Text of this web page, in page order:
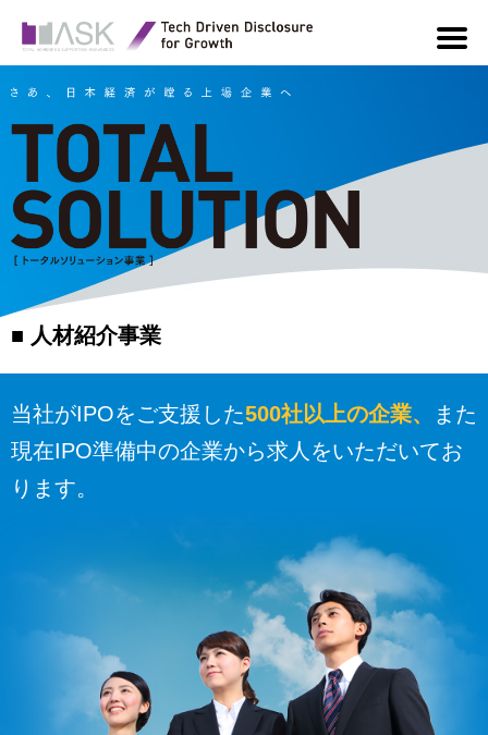
■ 人材紹介事業
当社がIPOをご支援した500社以上の企業、
また
現在IPO準備中の企業から求人をいただいてお
ります。